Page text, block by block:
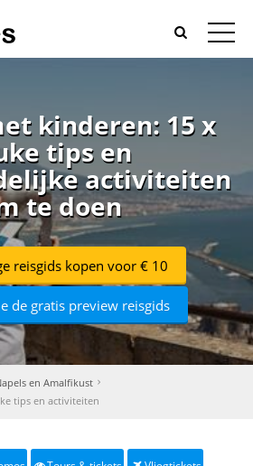
kinderen: 15 x
tips en
activiteiten
te doen
reisgids kopen voor € 10
de gratis preview reisgids
en Amalfikust
tips en activiteiten